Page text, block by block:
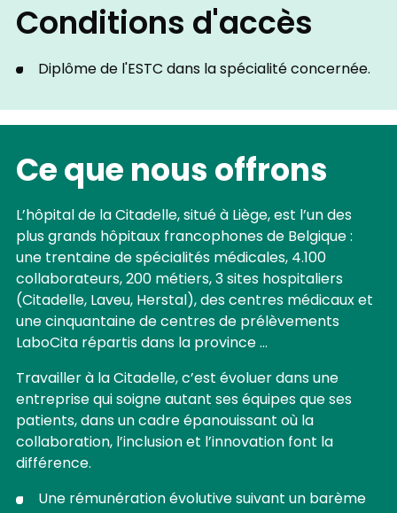
l'administre et en suit les effets;
de certains actes techniques
Accompagne le médecin lors du tour
concernées en cas de questions.
Conditions d'accès
Diplôme de l'ESTC dans la spécialité concernée.
Ce que nous offrons
L’hôpital de la Citadelle, situé à Liège, est l’un des
plus grands hôpitaux francophones de Belgique :
une trentaine de spécialités médicales, 4.100
collaborateurs, 200 métiers, 3 sites hospitaliers
(Citadelle, Laveu, Herstal), des centres médicaux et
une cinquantaine de centres de prélèvements
LaboCita répartis dans la province …
Travailler à la Citadelle, c’est évoluer dans une
entreprise qui soigne autant ses équipes que ses
patients, dans un cadre épanouissant où la
collaboration, l’inclusion et l’innovation font la
différence.
Une rémunération évolutive suivant un barème